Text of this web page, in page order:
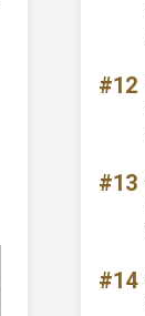
#12
#13
#14